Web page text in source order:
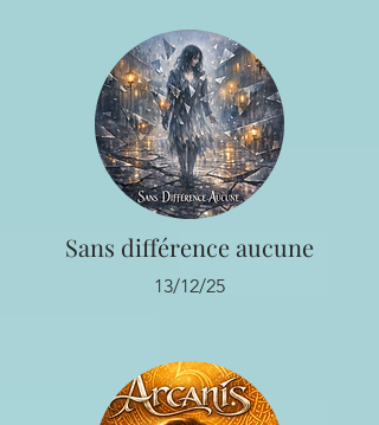
Sans différence aucune
13/12/25